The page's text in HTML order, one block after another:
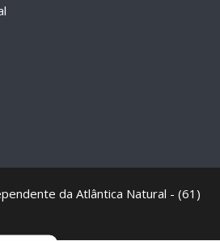
da Atlântica Natural - (61)